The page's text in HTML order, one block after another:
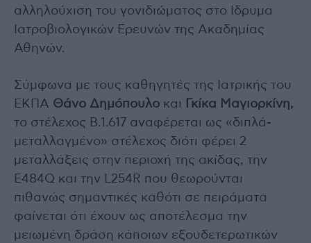
αλληλούχιση του γονιδιώματος στο Ιδρυμα
Ιατροβιολογικών Ερευνών της Ακαδημίας
Αθηνών.
Σύμφωνα με τους καθηγητές της Ιατρικής του
ΕΚΠΑ Θάνο Δημόπουλο και
Γκίκα Μαγιορκίνη,
το στέλεχος Β.1.617 αναφέρεται ως «διπλά-
μεταλλαγμένο» στέλεχος διότι φέρει 2
μεταλλάξεις στην περιοχή της ακίδας, την
E484Q και την L254R που θεωρούνται
πιθανώς σημαντικές καθότι σε πειράματα
φαίνεται ότι έχουν ως αποτέλεσμα την
μειωμένη δράση κάποιων εξουδετερωτικών